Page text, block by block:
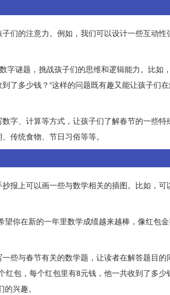
们的注意力。例如，我们可以设计一些互动性
字谜题，挑战孩子们的思维和逻辑能力。比如
了多少钱？”这样的问题既有趣又能让孩子们
字、计算等方式，让孩子们了解春节的一些特
传统食物、节日习俗等等。
报上可以画一些与数学相关的插图。比如，可
你在新的一年里数学成绩越来越棒，像红包
些与春节有关的数学题，让读者在解答题目的
包，每个红包里有8元钱，他一共收到了多少
兴趣。